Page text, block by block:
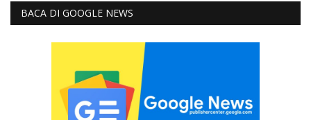
BACA DI GOOGLE NEWS